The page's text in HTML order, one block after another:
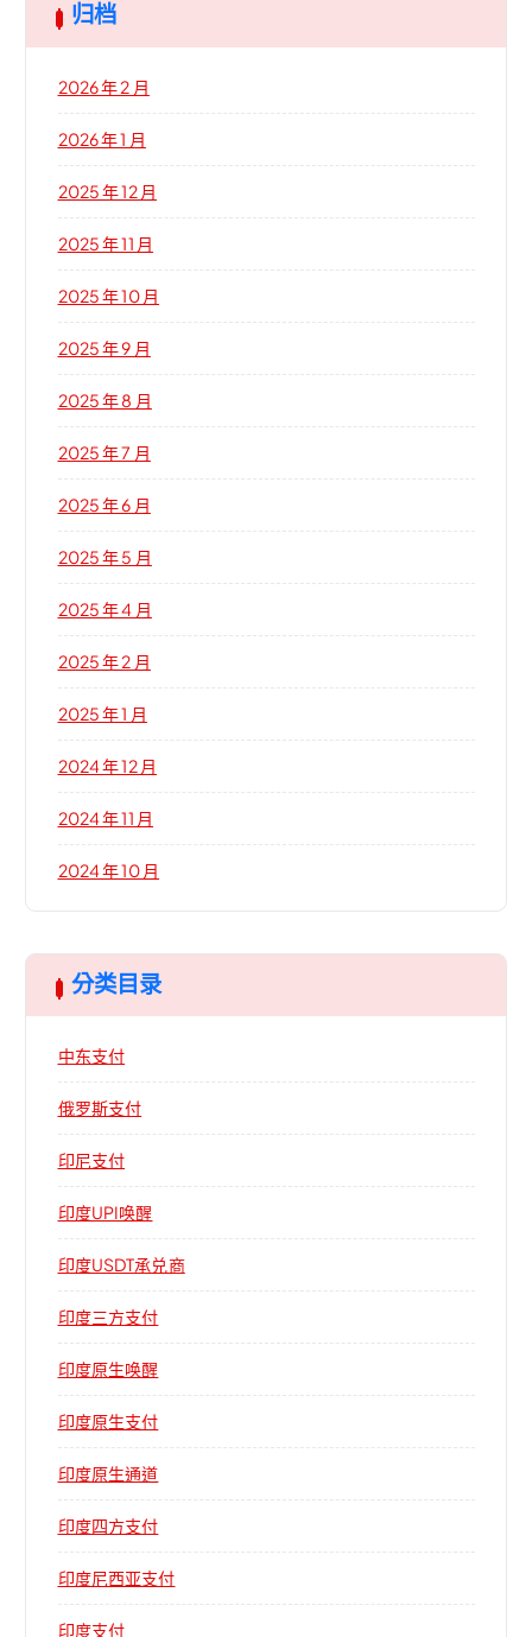
归档
2026 年 2 月
2026 年 1 月
2025 年 12 月
2025 年 11 月
2025 年 10 月
2025 年 9 月
2025 年 8 月
2025 年 7 月
2025 年 6 月
2025 年 5 月
2025 年 4 月
2025 年 2 月
2025 年 1 月
2024 年 12 月
2024 年 11 月
2024 年 10 月
分类目录
中东支付
俄罗斯支付
印尼支付
印度UPI唤醒
印度USDT承兑商
印度三方支付
印度原生唤醒
印度原生支付
印度原生通道
印度四方支付
印度尼西亚支付
印度支付